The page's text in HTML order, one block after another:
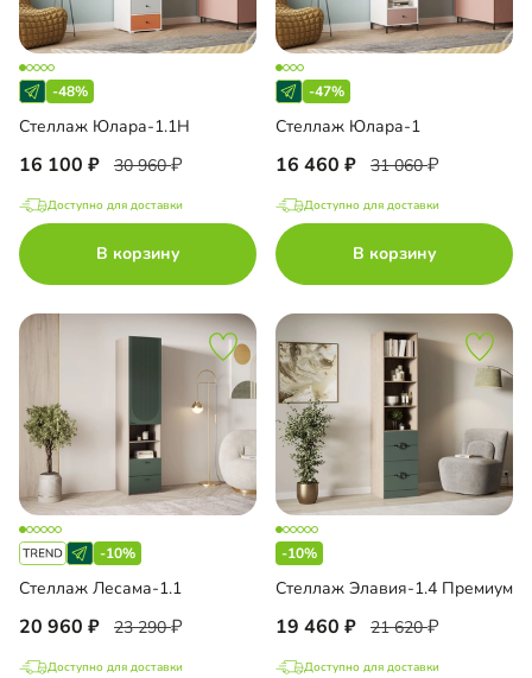
-48%
Стеллаж Юлара-1.1Н
16 100 30 960
Доступно для доставки
В корзину
-47%
Стеллаж Юлара-1
16 460 31 060
Доступно для доставки
В корзину
-10%
Стеллаж Лесама-1.1
20 960 23 290
Доступно для доставки
-10%
Стеллаж Элавия-1.4 Премиум
19 460 21 620
Доступно для доставки